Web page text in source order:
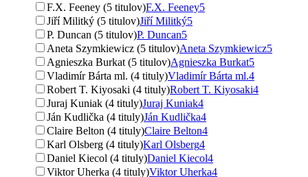
F.X. Feeney (5 titulov)F.X. Feeney5
Jiří Militký (5 titulov)Jiří Militký5
P. Duncan (5 titulov)P. Duncan5
Aneta Szymkiewicz (5 titulov)Aneta Szymkiewicz5
Agnieszka Burkat (5 titulov)Agnieszka Burkat5
Vladimír Bárta ml. (4 tituly)Vladimír Bárta ml.4
Robert T. Kiyosaki (4 tituly)Robert T. Kiyosaki4
Juraj Kuniak (4 tituly)Juraj Kuniak4
Ján Kudlička (4 tituly)Ján Kudlička4
Claire Belton (4 tituly)Claire Belton4
Karl Olsberg (4 tituly)Karl Olsberg4
Daniel Kiecol (4 tituly)Daniel Kiecol4
Viktor Uherka (4 tituly)Viktor Uherka4